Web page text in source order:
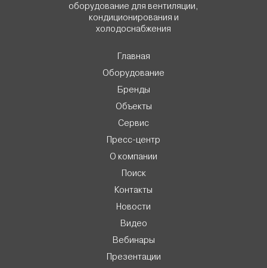
оборудование для вентиляции,
кондиционирования и
холодоснабжения
Главная
Оборудование
Бренды
Объекты
Сервис
Пресс-центр
О компании
Поиск
Контакты
Новости
Видео
Вебинары
Презентации